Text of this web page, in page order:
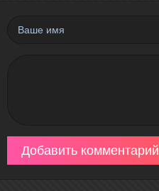
Добавить комментарий